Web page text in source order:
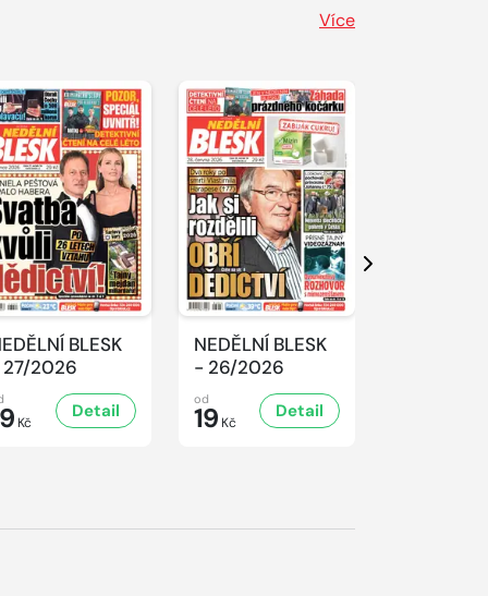
Více
BLESK
2026
Kč
Detail
NEDĚLNÍ BLESK
- 26/2026
od
19 Kč
Detail
Další